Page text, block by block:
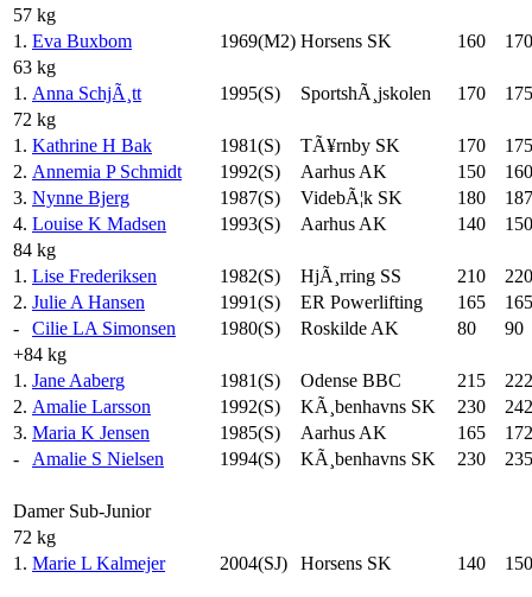
57 kg
1. Eva Buxbom 1969(M2) Horsens SK 160
170
63 kg
1. Anna SchjÃ¸tt 1995(S) SportshÃ¸jskolen 170
175
72 kg
1. Kathrine H Bak 1981(S) TÃ¥rnby SK 170
175
2. Annemia P Schmidt 1992(S) Aarhus AK 150
160
3. Nynne Bjerg 1987(S) VidebÃ¦k SK 180
4. Louise K Madsen 1993(S) Aarhus AK 140
150
84 kg
1. Lise Frederiksen 1982(S) HjÃ¸rring SS 210
220
2. Julie A Hansen 1991(S) ER Powerlifting 165
165
-
Cilie LA Simonsen 1980(S) Roskilde AK 80
90
+84 kg
1. Jane Aaberg 1981(S) Odense BBC 215
2. Amalie Larsson 1992(S) KÃ¸benhavns SK 230
3. Maria K Jensen 1985(S) Aarhus AK 165
-
Amalie S Nielsen 1994(S) KÃ¸benhavns SK 230 235
Damer Sub-Junior
72 kg
1. Marie L Kalmejer 2004(SJ) Horsens SK 140 150